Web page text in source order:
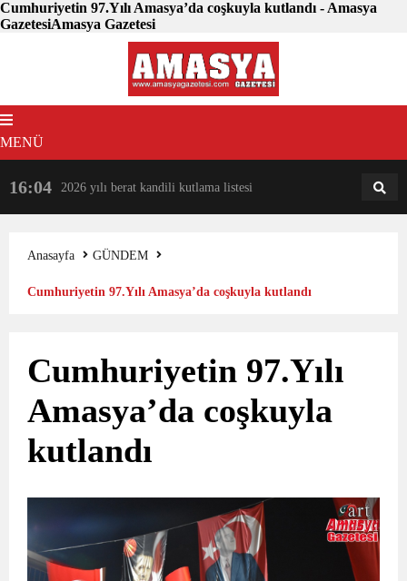
Cumhuriyetin 97.Yılı Amasya’da coşkuyla kutlandı - Amasya
GazetesiAmasya Gazetesi
MENÜ
16:04 2026 yılı berat kandili kutlama listesi 18:31
Anasayfa
GÜNDEM
Cumhuriyetin 97.Yılı Amasya’da coşkuyla kutlandı
Cumhuriyetin 97.Yılı
Amasya’da coşkuyla
kutlandı